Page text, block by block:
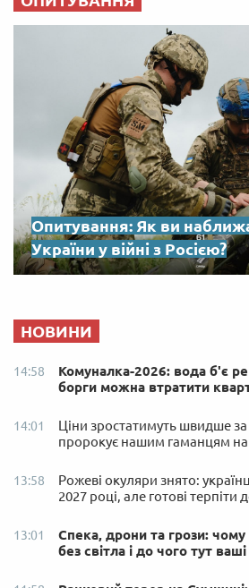
Опитування: Як ви
України у війні з Росією?
НОВИНИ
14:58
Комуналка-2026: вода б'є
борги можна втратити
14:01
Ціни зростатимуть швидше
пророкує нашим гаманцям
13:58
Рожеві окуляри знято:
2027 році, але готові терпіти
13:01
Спека, дрони та грози:
без світла і до чого тут